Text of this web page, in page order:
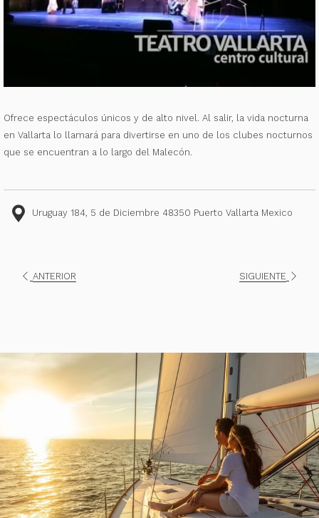
Ofrece espectáculos únicos y de alto nivel. Al salir, la vida nocturna
en Vallarta lo llamará para divertirse en uno de los clubes nocturnos
que se encuentran a lo largo del Malecón.
Uruguay 184, 5 de Diciembre 48350 Puerto Vallarta Mexico
ANTERIOR SIGUIENTE